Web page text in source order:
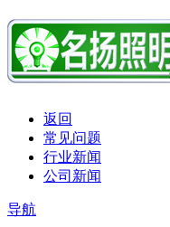
返回
常见问题
行业新闻
公司新闻
导航